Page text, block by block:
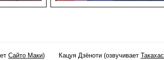
Сайто Маки) Кацуя Дзёноти (озвучивает